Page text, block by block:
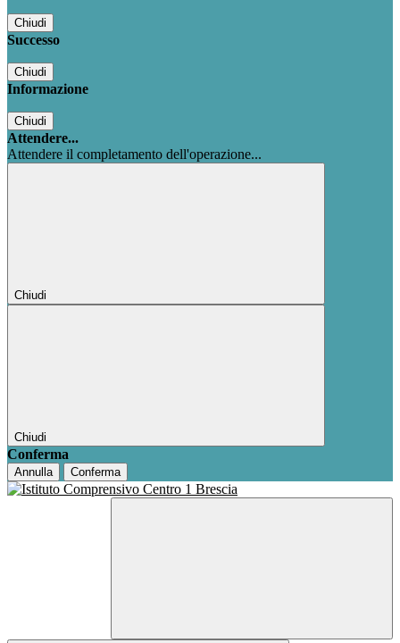
Chiudi
Successo
Chiudi
Informazione
Chiudi
Attendere...
Attendere il completamento dell'operazione...
Chiudi
Chiudi
Conferma
Annulla Conferma